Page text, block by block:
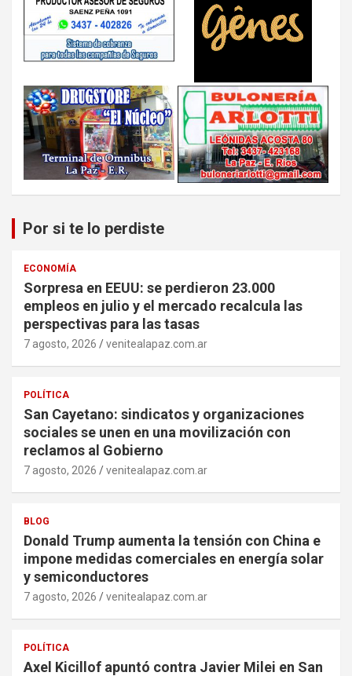
Por si te lo perdiste
ECONOMÍA
Sorpresa en EEUU: se perdieron 23.000
empleos en julio y el mercado recalcula las
perspectivas para las tasas
7 agosto, 2026 venitealapaz.com.ar
POLÍTICA
San Cayetano: sindicatos y organizaciones
sociales se unen en una movilización con
reclamos al Gobierno
7 agosto, 2026 venitealapaz.com.ar
BLOG
Donald Trump aumenta la tensión con China e
impone medidas comerciales en energía solar
y semiconductores
7 agosto, 2026 venitealapaz.com.ar
POLÍTICA
Axel Kicillof apuntó contra Javier Milei en San